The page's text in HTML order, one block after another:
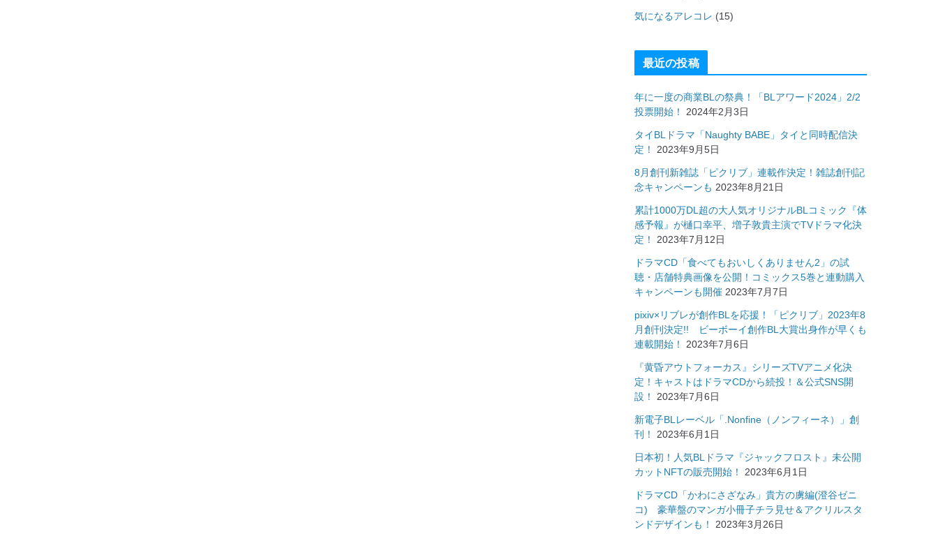
気になるアレコレ (15)
最近の投稿
年に一度の商業BLの祭典！「BLアワード2024」2/2
投票開始！
2024年2月3日
タイBLドラマ「Naughty BABE」タイと同時配信決
定！
2023年9月5日
8月創刊新雑誌「ピクリブ」連載作決定！雑誌創刊記
念キャンペーンも 2023年8月21日
累計1000万DL超の大人気オリジナルBLコミック『体
感予報』が樋口幸平、増子敦貴主演でTVドラマ化決
定！
2023年7月12日
ドラマCD「食べてもおいしくありません2」の試
聴・店舗特典画像を公開！コミックス5巻と連動購入
キャンペーンも開催 2023年7月7日
pixiv×リブレが創作BLを応援！「ピクリブ」2023年8
月創刊決定!! ビーボーイ創作BL大賞出身作が早くも
連載開始！
2023年7月6日
『黄昏アウトフォーカス』シリーズTVアニメ化決
定！キャストはドラマCDから続投！＆公式SNS開
設！
2023年7月6日
新電子BLレーベル「.Nonfine（ノンフィーネ）」創
刊！
2023年6月1日
日本初！人気BLドラマ『ジャックフロスト』未公開
カットNFTの販売開始！
2023年6月1日
ドラマCD「かわにさざなみ」貴方の虜編(澄谷ゼニ
コ) 豪華盤のマンガ小冊子チラ見せ＆アクリルスタ
ンドデザインも！
2023年3月26日